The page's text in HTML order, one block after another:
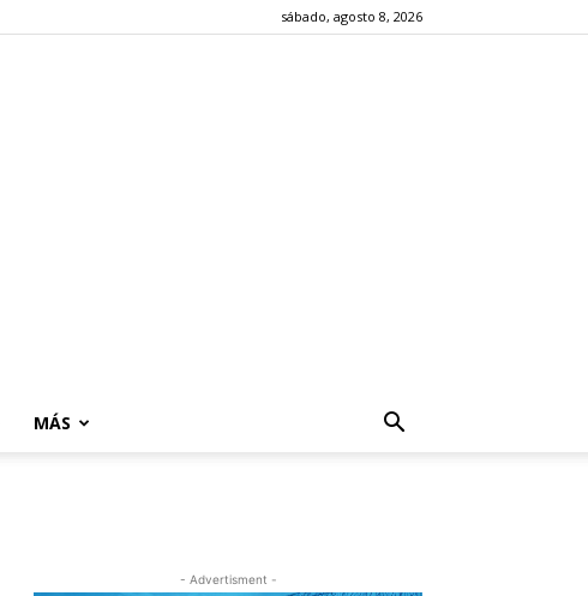
sábado, agosto 8, 2026
MÁS
- Advertisment -